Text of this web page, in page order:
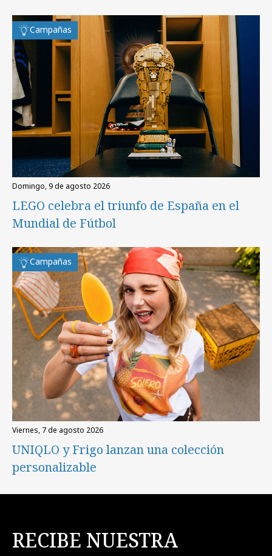
Campañas
domingo, 9 de agosto 2026
LEGO celebra el triunfo de España en el
Mundial de Fútbol
Campañas
viernes, 7 de agosto 2026
UNIQLO y Frigo lanzan una colección
personalizable
RECIBE NUESTRA